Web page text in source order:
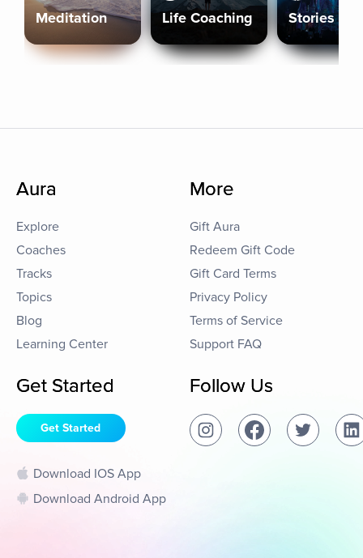
Meditation Life Coaching Stories
Aura
Explore
Coaches
Tracks
Topics
Blog
Learning Center
More
Gift Aura
Redeem Gift Code
Gift Card Terms
Privacy Policy
Terms of Service
Support FAQ
Get Started
Get Started
Download IOS App
Download Android App
Follow Us